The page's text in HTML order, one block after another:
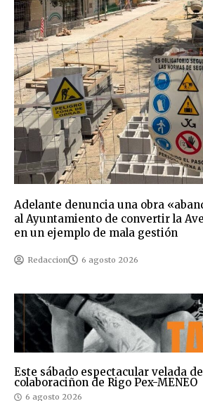
Adelante denuncia una obra
al Ayuntamiento de convertir la
en un ejemplo de mala gestión
Redaccion 6 agosto 2026
Este sábado espectacular velada
colaboraciñon de Rigo Pex-MENEO
6 agosto 2026